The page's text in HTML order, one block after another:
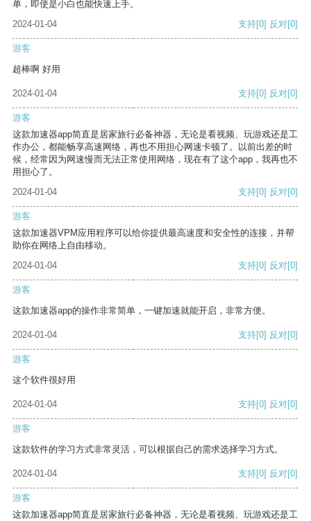
单，即使是小白也能快速上手。
2024-01-04
支持[0] 反对[0]
游客
超棒啊 好用
2024-01-04 支持[0] 反对[0]
游客
这款加速器app简直是居家旅行必备神器，无论是看视频、玩游戏还是工
作办公，都能畅享高速网络，再也不用担心网速卡顿了。以前出差的时
候，经常因为网速慢而无法正常使用网络，现在有了这个app，我再也不
用担心了。
2024-01-04
支持[0] 反对[0]
游客
这款加速器VPM应用程序可以给你提供最高速度和安全性的连接，并帮
助你在网络上自由移动。
2024-01-04
支持[0] 反对[0]
游客
这款加速器app的操作非常简单，一键加速就能开启，非常方便。
2024-01-04 支持[0] 反对[0]
游客
这个软件很好用
2024-01-04 支持[0] 反对[0]
游客
这款软件的学习方式非常灵活，可以根据自己的需求选择学习方式。
2024-01-04 支持[0] 反对[0]
游客
这款加速器app简直是居家旅行必备神器，无论是看视频、玩游戏还是工